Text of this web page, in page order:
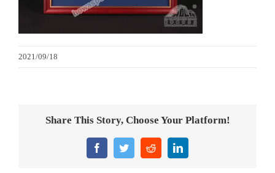
旗座/旗桿
2021/09/18
Share This Story, Choose Your Platform!
FacebookTwitterRedditLinkedIn